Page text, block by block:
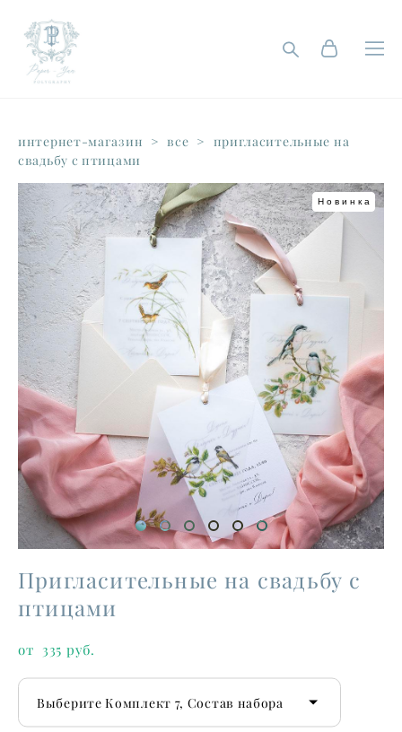
интернет-магазин > все >
пригласительные на
свадьбу с птицами
Новинка
Пригласительные на свадьбу с
птицами
от 335 pуб.
Выберите Комплект 7, Состав набора